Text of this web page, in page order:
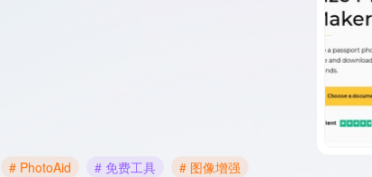
# PhotoAid # 免费工具
# 图像增强